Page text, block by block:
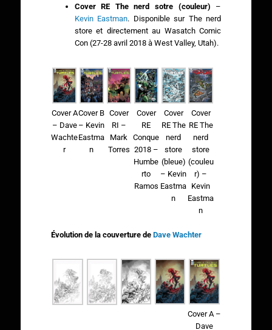
Cover RE The nerd sotre (couleur) –
Kevin Eastman. Disponible sur The nerd
store et directement au Wasatch Comic
Con (27-28 avril 2018 à West Valley, Utah).
Cover A
– Dave
Wachte
r
Cover B
– Kevin
Eastma
n
Cover
RI –
Mark
Torres
Cover
RE
Conque
2018 –
Humbe
rto
Ramos
Cover
RE The
nerd
store
(bleue)
– Kevin
Eastma
n
Cover
RE The
nerd
store
(couleu
r) –
Kevin
Eastma
n
Évolution de la couverture de Dave Wachter
Cover A –
Dave